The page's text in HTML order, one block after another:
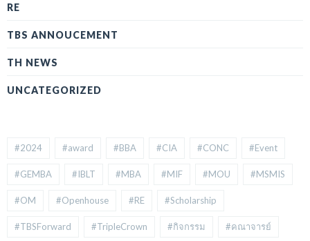
RE
TBS ANNOUCEMENT
TH NEWS
UNCATEGORIZED
#2024 #award #BBA #CIA #CONC #Event
#GEMBA #IBLT #MBA #MIF #MOU #MSMIS
#OM #Openhouse #RE #Scholarship
#TBSForward #TripleCrown #กิจกรรม #คณาจารย์